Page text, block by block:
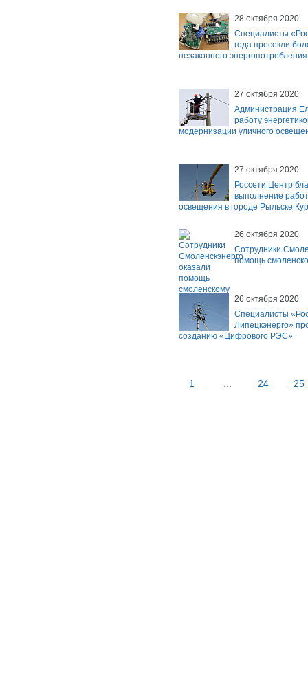
28 октября 2020
Специалисты
года пресекли
незаконного
27 октября 2020
Администрация
работу
модернизации уличного
27 октября 2020
Россети Центр
выполнение
освещения в городе Рыльске
26 октября 2020
Сотрудники
помощь
26 октября 2020
Специалисты
Липецкэнерго»
созданию «Цифрового РЭС»
1 ... 24 25